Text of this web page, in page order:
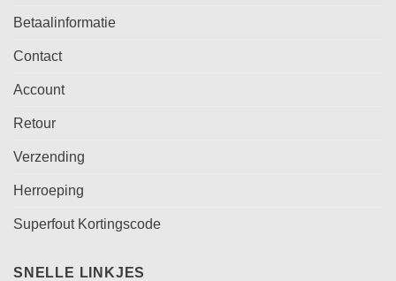
Betaalinformatie
Contact
Account
Retour
Verzending
Herroeping
Superfout Kortingscode
SNELLE LINKJES